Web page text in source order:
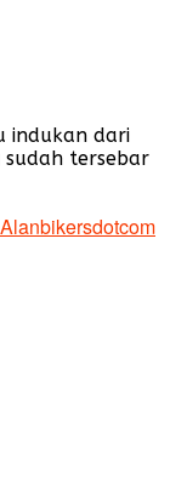
indukan dari
sudah tersebar